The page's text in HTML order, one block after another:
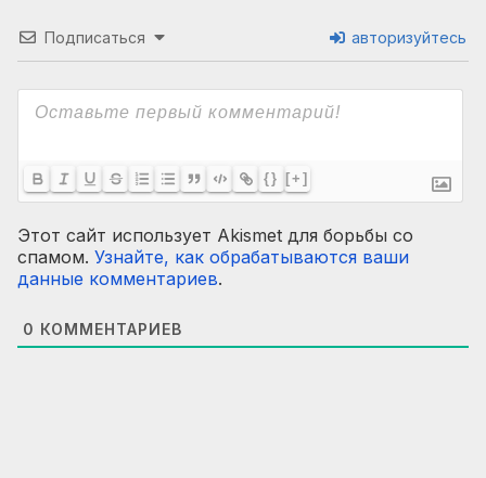
Подписаться авторизуйтесь
{} [+]
Этот сайт использует Akismet для борьбы со
спамом. Узнайте, как обрабатываются ваши
данные комментариев.
0 КОММЕНТАРИЕВ